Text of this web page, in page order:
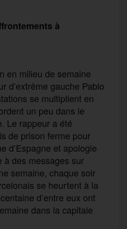
à
en milieu de semaine
d’extrême gauche Pablo
se multiplient en
un peu dans le
Le rappeur a été
de prison ferme pour
d’Espagne et apologie
à des messages sur
semaine, chaque soir
se heurtent à la
d’entre eux ont
dans la capitale